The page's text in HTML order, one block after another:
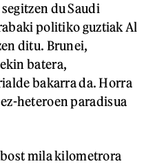
du Saudi
politiko guztiak Al
ditu. Brunei,
batera,
bakarra da. Horra
heteroen paradisua
mila kilometrora